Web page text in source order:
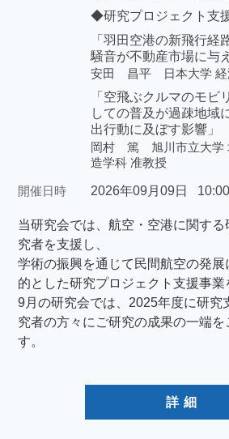
◆研究プロジェクト支
「羽田空港の新飛行経
騒音が不動産市場に与
安田 昌平 日本大学 経
「空飛ぶクルマのモビ
しての普及が過疎地域
出行動に及ぼす影響」
岡村 篤 旭川市立大学
造学科 准教授
開催日時 2026年09月09日
当研究会では、航空・空港に関す
究者を支援し、
学術の振興を通じて民間航空の発展
的とした研究プロジェクト支援事業
9月の研究会では、2025年度に研究
究者の方々にご研究の成果の一端を
す。
詳 細